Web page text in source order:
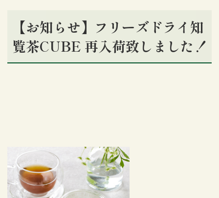
【お知らせ】フリーズドライ知
覧茶CUBE 再入荷致しました！